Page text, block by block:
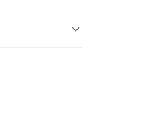
蝶結連身裙洋裝。